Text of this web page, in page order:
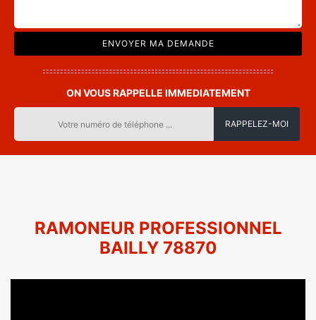
ON VOUS RAPPELLE IMMEDIATEMENT
RAMONEUR PROFESSIONNEL
BAILLY 78870